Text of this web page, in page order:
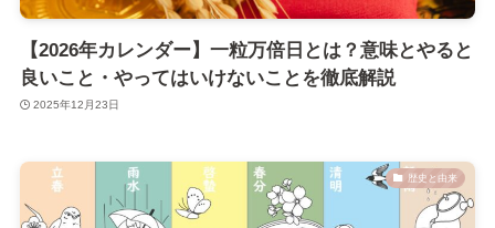
【2026年カレンダー】一粒万倍日とは？意味とやると
良いこと・やってはいけないことを徹底解説
2025年12月23日
歴史と由来